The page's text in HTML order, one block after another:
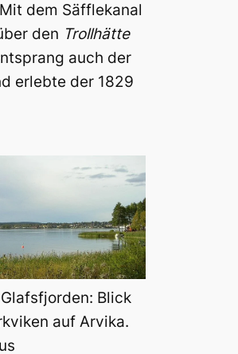
dem Säfflekanal
den Trollhätte
auch der
erlebte der 1829
Blick
auf Arvika.